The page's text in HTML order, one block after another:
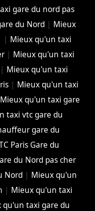
gare du nord pas
du Nord | Mieux
| Mieux qu'un taxi
| Mieux qu'un taxi
| Mieux qu'un taxi
| Mieux qu'un taxi
Mieux qu'un taxi gare
taxi vtc gare du
gare du
Paris Gare du
du Nord pas cher
Nord | Mieux qu'un
| Mieux qu'un taxi
qu'un taxi gare du